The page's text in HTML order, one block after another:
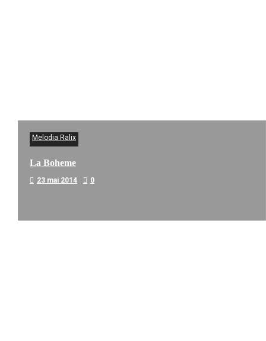
Melodia Ralix
La Boheme
23 mai 2014 0